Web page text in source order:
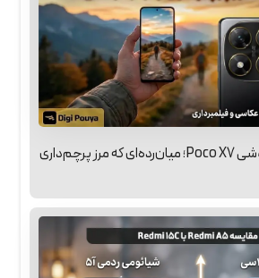
نقد و بررسی کامل گوشی Poco X7؛ میان‌رده‌ای که مرز پرچم‌داری